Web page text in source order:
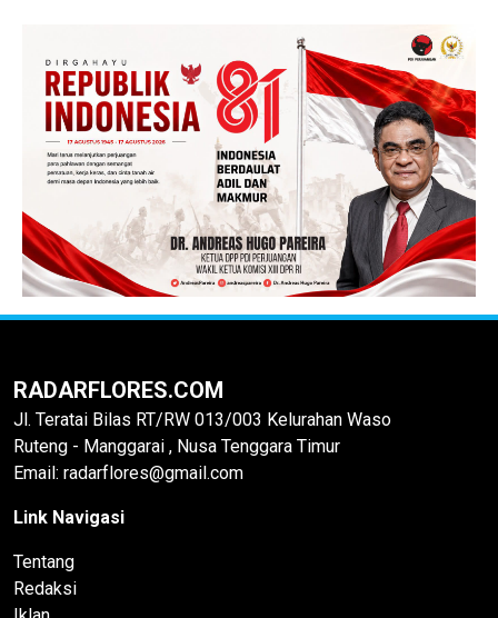
RADARFLORES.COM
Jl. Teratai Bilas RT/RW 013/003 Kelurahan Waso
Ruteng - Manggarai , Nusa Tenggara Timur
Email: radarflores@gmail.com
Link Navigasi
Tentang
Redaksi